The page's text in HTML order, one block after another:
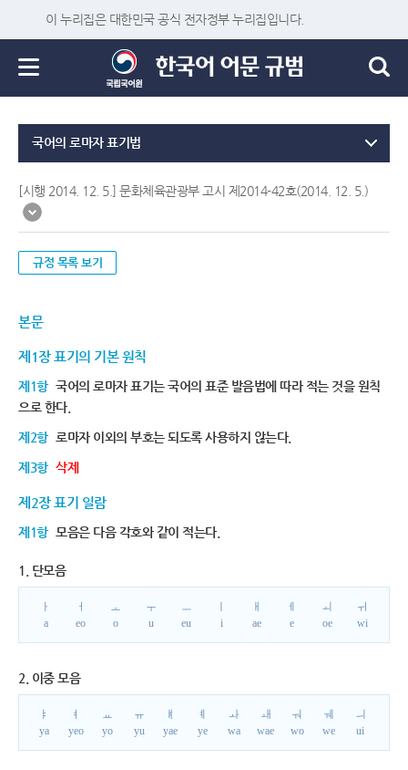
이 누리집은 대한민국 공식 전자정부 누리집입니다.
국어의 로마자 표기법
[시행 2014. 12. 5.] 문화체육관광부 고시 제2014-42호(2014. 12. 5.)
규정 목록 보기
본문
제1장 표기의 기본 원칙
제1항 국어의 로마자 표기는 국어의 표준 발음법에 따라 적는 것을 원칙
으로 한다.
제2항 로마자 이외의 부호는 되도록 사용하지 않는다.
제3항 삭제
제2장 표기 일람
제1항 모음은 다음 각호와 같이 적는다.
1. 단모음
ㅏ
a
ㅓ
eo
ㅗ
o
ㅜ
u
ㅡ
eu
i
ㅐ
ae
ㅔ
e
ㅚ
oe
ㅟ
wi
2. 이중 모음
ㅑ
ya
ㅕ
yeo
ㅛ
yo
ㅠ
yu
ㅒ
yae
ㅖ
ye
ㅘ
wa
ㅙ
wae
ㅝ
wo
ㅞ
we
ㅢ
ui